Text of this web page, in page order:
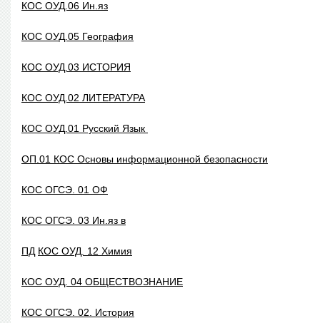
КОС ОУД.06 Ин.яз
КОС ОУД.05 География
КОС ОУД.03 ИСТОРИЯ
КОС ОУД.02 ЛИТЕРАТУРА
КОС ОУД.01 Русский Язык
ОП.01 КОС Основы информационной безопасности
КОС ОГСЭ. 01 ОФ
КОС ОГСЭ. 03 Ин.яз в
ПД КОС ОУД. 12 Химия
КОС ОУД. 04 ОБЩЕСТВОЗНАНИЕ
КОС ОГСЭ. 02. История